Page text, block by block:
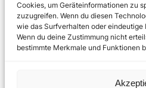
Cookies, um Geräteinformationen zu
zuzugreifen. Wenn du diesen
wie das Surfverhalten oder eindeutige
Wenn du deine Zustimmung nicht
bestimmte Merkmale und Funktionen
Support us
© 2002 – 2026